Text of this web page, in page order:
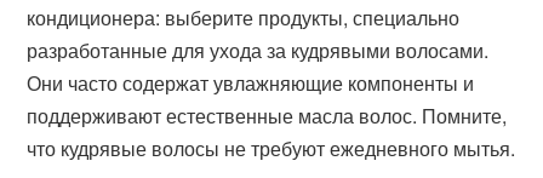
кондиционера: выберите продукты, специально
разработанные для ухода за кудрявыми волосами.
Они часто содержат увлажняющие компоненты и
поддерживают естественные масла волос. Помните,
что кудрявые волосы не требуют ежедневного мытья.